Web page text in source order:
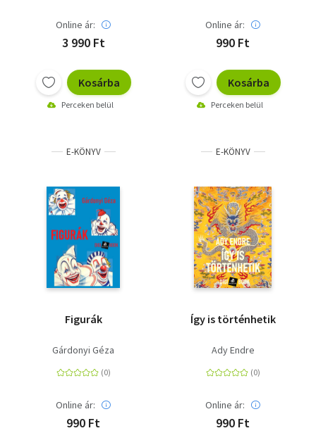
Online ár:
3 990 Ft
Kosárba
Perceken belül
Online ár:
990 Ft
Kosárba
Perceken belül
E-KÖNYV
Figurák
Gárdonyi Géza
Online ár:
990 Ft
E-KÖNYV
Így is történhetik
Ady Endre
Online ár:
990 Ft